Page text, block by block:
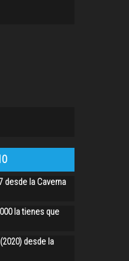
desde la Caverna
la tienes que
desde la